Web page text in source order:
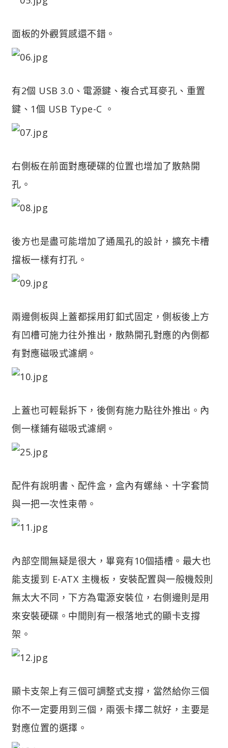
面板的外觀質感還不錯。
有2個 USB 3.0、電源鍵、複合式耳麥孔、重置
鍵、1個 USB Type-C 。
右側板在前面對應硬碟的位置也增加了散熱開
孔。
後方也是盡可能增加了通風孔的設計，擴充卡槽
擋板一樣有打孔。
兩邊側板與上蓋都採用釘釦式固定，側板後上方
有凹槽可施力往外推出，散熱開孔對應的內側都
有對應磁吸式濾網。
上蓋也可輕鬆拆下，後側有施力點往外推出。內
側一樣鋪有磁吸式濾網。
配件有說明書、配件盒，盒內有螺絲、十字套筒
與一把一次性束帶。
內部空間無疑是很大，畢竟有10個插槽。最大也
能支援到 E-ATX 主機板，安裝配置與一般機殼則
無太大不同，下方為電源安裝位，右側邊則是用
來安裝硬碟。中間則有一根落地式的顯卡支撐
架。
顯卡支架上有三個可調整式支撐，當然給你三個
你不一定要用到三個，兩張卡擇二就好，主要是
對應位置的選擇。